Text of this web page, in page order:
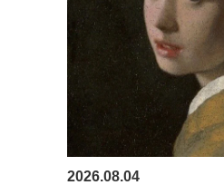
2026.08.04